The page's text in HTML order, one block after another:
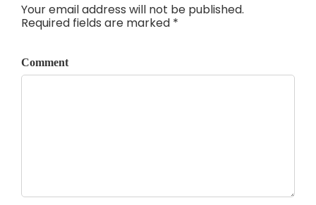
Your email address will not be published.
Required fields are marked *
Comment